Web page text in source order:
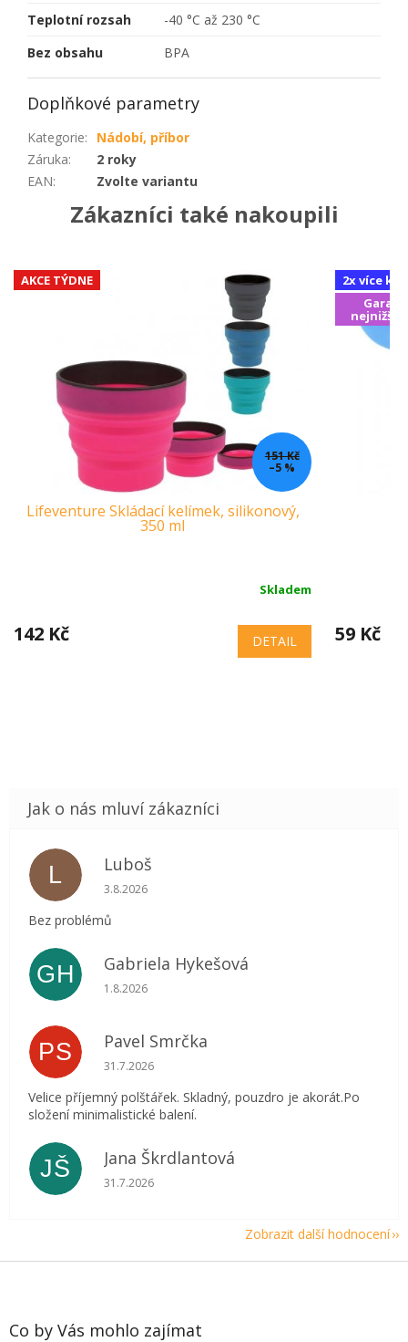
Teplotní rozsah
-40 °C až 230 °C
Bez obsahu
BPA
Doplňkové parametry
Kategorie:
Nádobí, příbor
Záruka:
2 roky
EAN: Zvolte variantu
Zákazníci také nakoupili
AKCE TÝDNE
151 Kč
–5 %
Lifeventure Skládací kelímek, silikonový,
350 ml
Skladem
142 Kč DETAIL
2x více
nejnižší
59 Kč
L Luboš
Hodnocení obchodu je 5 z 5 hvězdiček.
3.8.2026
Bez problémů
GH Gabriela Hykešová
Hodnocení obchodu je 5 z 5 hvězdiček.
1.8.2026
PS Pavel Smrčka
Hodnocení obchodu je 5 z 5 hvězdiček.
31.7.2026
Velice příjemný polštářek. Skladný, pouzdro je akorát.Po
složení minimalistické balení.
JŠ Jana Škrdlantová
Hodnocení obchodu je 5 z 5 hvězdiček.
31.7.2026
Zobrazit další hodnocení
Z
Co by Vás mohlo zajímat